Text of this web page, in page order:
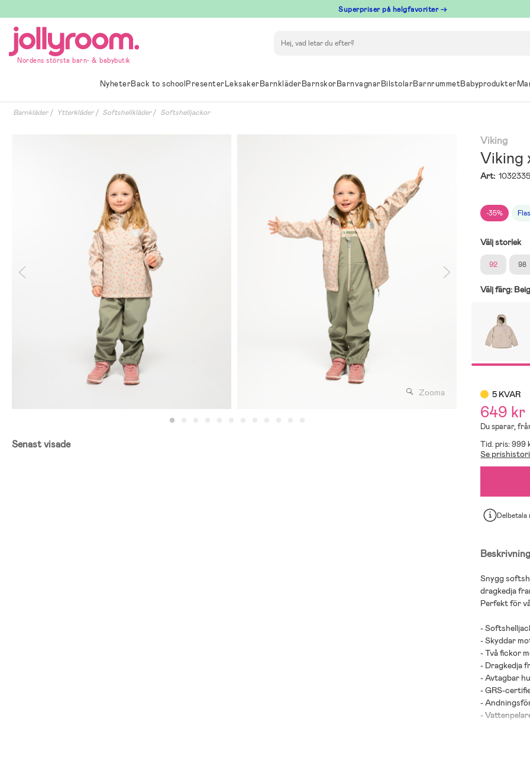
till
innehållet
Superpriser på helgfavoriter →
Nordens största barn- & babybutik
NyheterBack to schoolPresenterLeksakerBarnkläderBarnskorBarnvagnarBilstolarBarnrummetBabyprodukter
Barnkläder Ytterkläder Softshellkläder Softshelljackor
Zooma
Senast visade
Viking
Viking
Art:
-35%
Välj storlek
92 98
Välj färg:
5 KVAR
649 kr
Du sparar,
Tid. pris: 999
Se
Delbetala
Snygg
dragkedja
Perfekt för
-
- Skyddar
- Två fickor
- Dragkedja
- Avtagbar
- GRS-
-
-